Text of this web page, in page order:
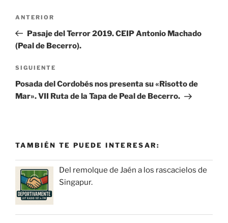
entradas
Entrada
anterior:
ANTERIOR
Pasaje del Terror 2019. CEIP Antonio Machado
(Peal de Becerro).
Siguiente
entrada
SIGUIENTE
Posada del Cordobés nos presenta su «Risotto de
Mar». VII Ruta de la Tapa de Peal de Becerro.
TAMBIÉN TE PUEDE INTERESAR:
Del remolque de Jaén a los rascacielos de
Singapur.